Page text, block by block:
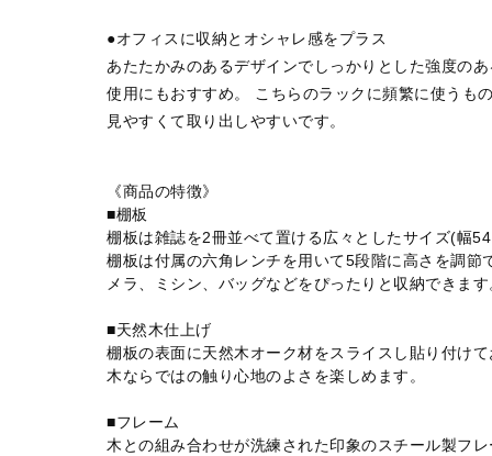
●オフィスに収納とオシャレ感をプラス
あたたかみのあるデザインでしっかりとした強度の
使用にもおすすめ。 こちらのラックに頻繁に使うも
見やすくて取り出しやすいです。
《商品の特徴》
■棚板
棚板は雑誌を2冊並べて置ける広々としたサイズ(幅
棚板は付属の六角レンチを用いて5段階に高さを調節
メラ、ミシン、バッグなどをぴったりと収納できます
■天然木仕上げ
棚板の表面に天然木オーク材をスライスし貼り付け
木ならではの触り心地のよさを楽しめます。
■フレーム
木との組み合わせが洗練された印象のスチール製フ